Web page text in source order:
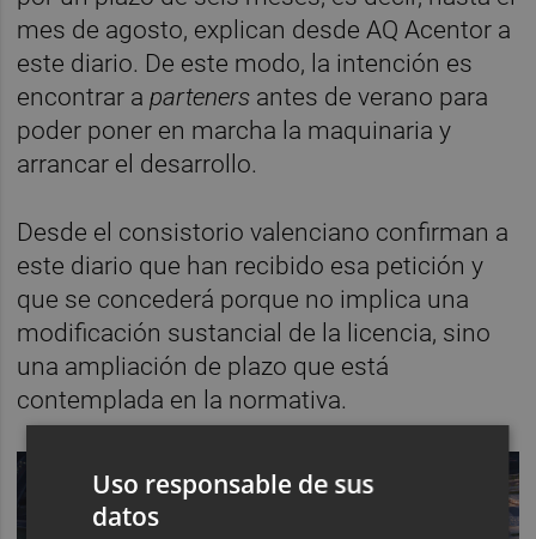
mes de agosto, explican desde AQ Acentor a
este diario. De este modo, la intención es
encontrar aparteners antes de verano para
poder poner en marcha la maquinaria y
arrancar el desarrollo.
Desde el consistorio valenciano confirman a
este diario que han recibido esa petición y
que se concederá porque no implica una
modificación sustancial de la licencia, sino
una ampliación de plazo que está
contemplada en la normativa.
Uso responsable de sus
datos